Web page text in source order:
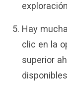
Hay
clic en la
superior